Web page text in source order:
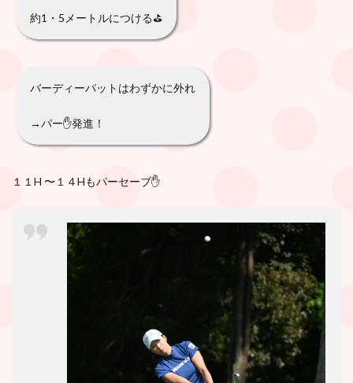
約1・5メートルにつける⛳️
バーディーパットはわずかに外れ
→パー✋発進！
１１H 〜１４Hもパーセーブ✋